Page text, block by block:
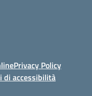
Privacy Policy
di accessibilità